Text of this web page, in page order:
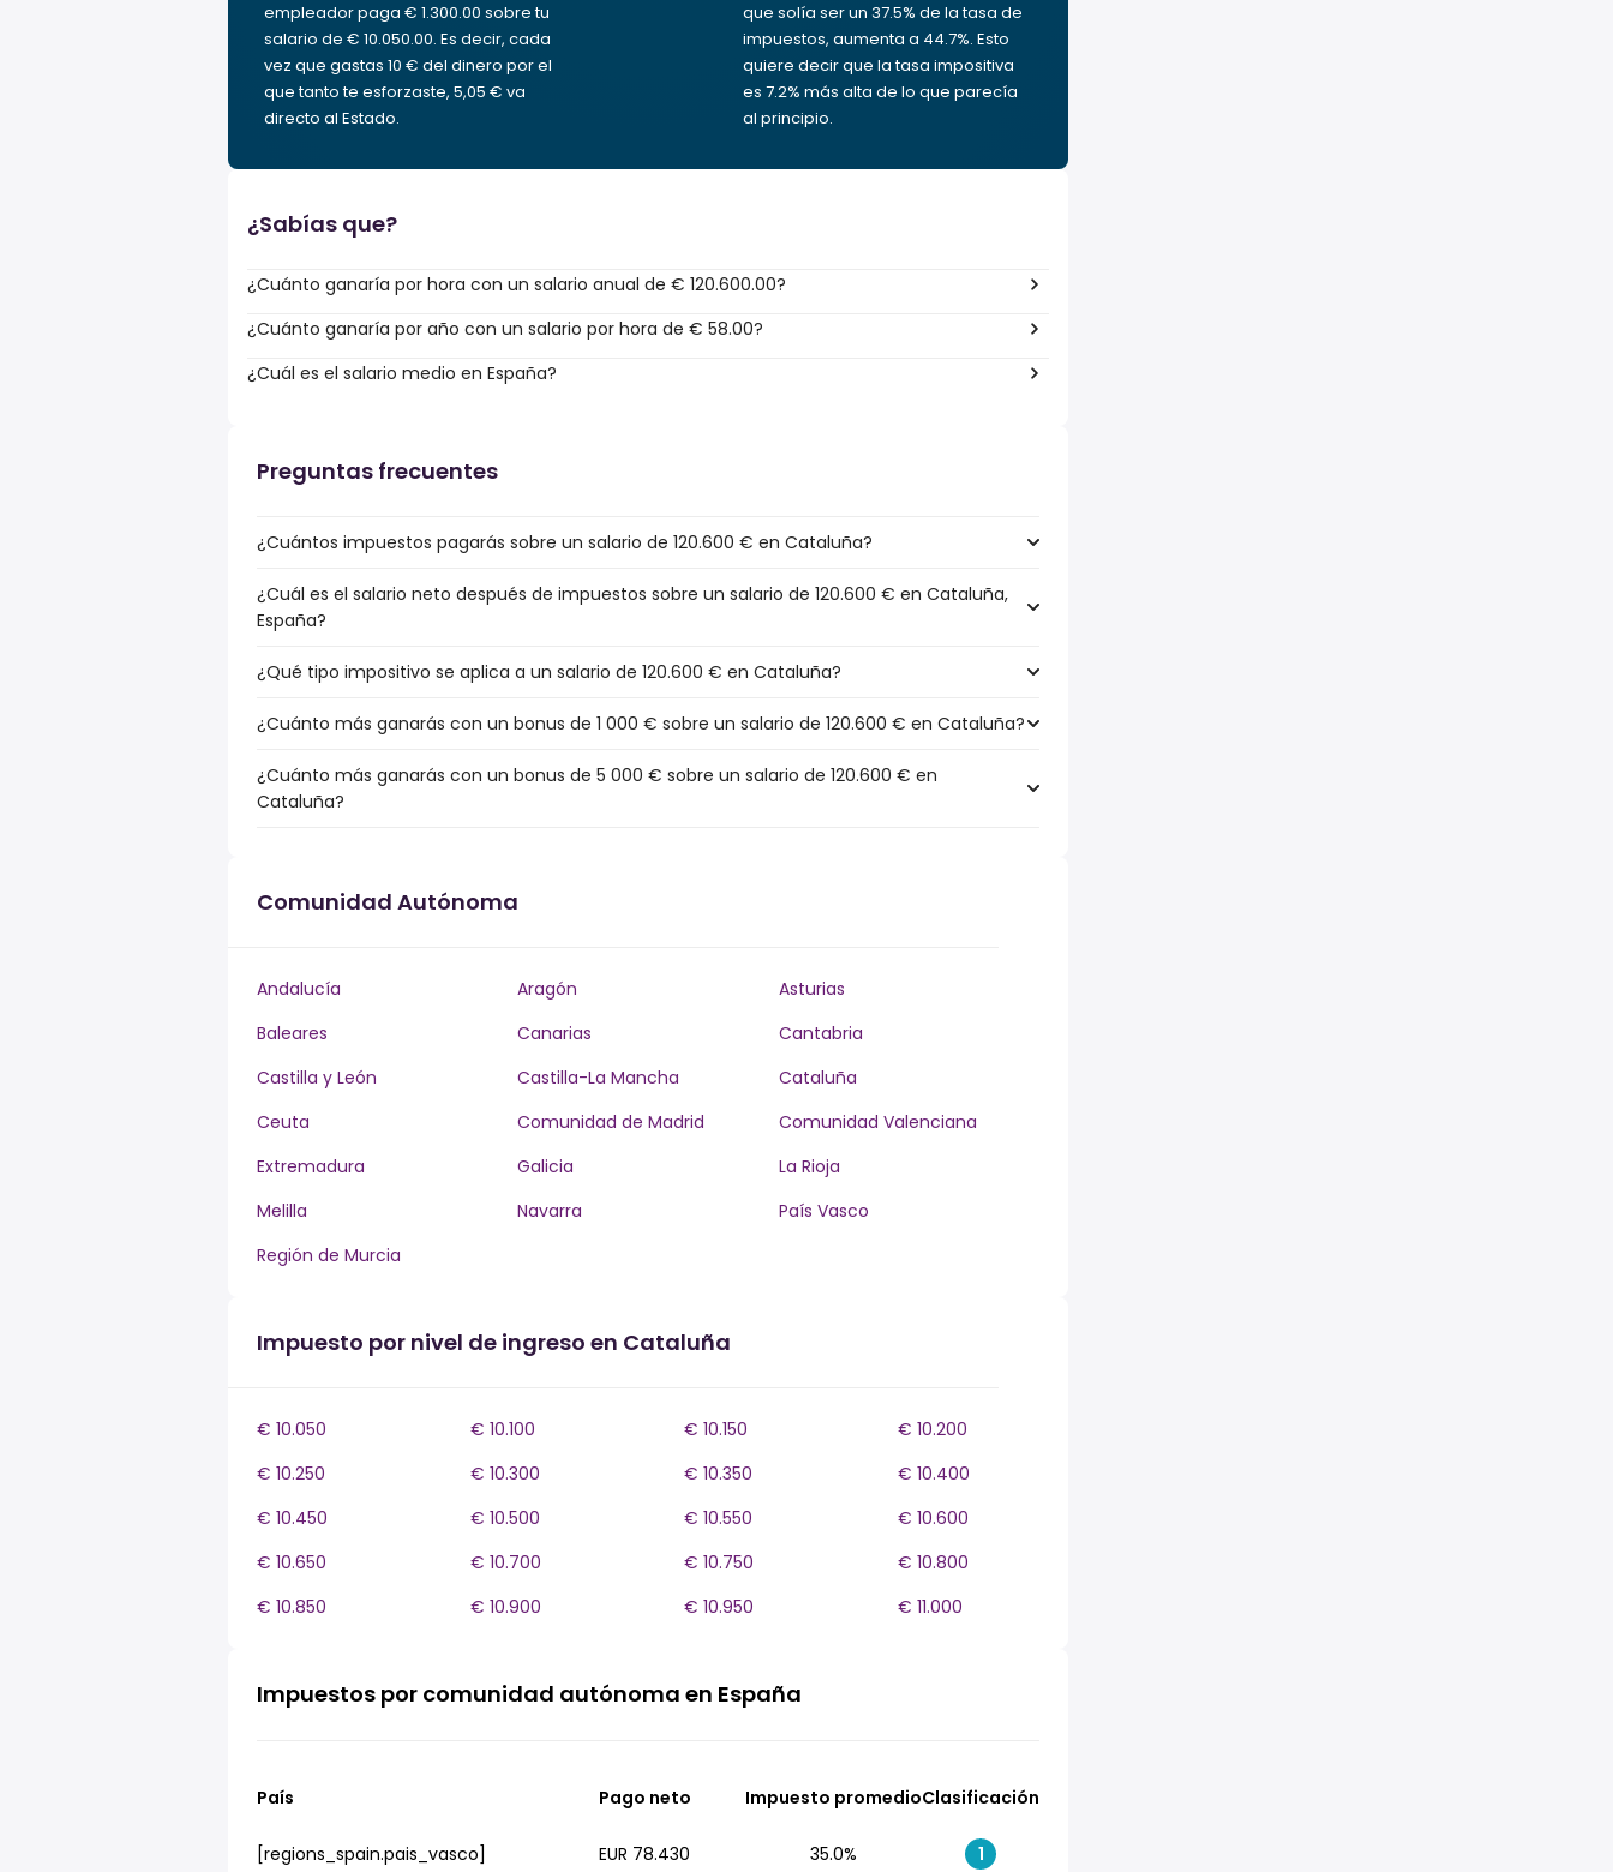
empleador paga € 1.300.00 sobre tu
salario de € 10.050.00. Es decir, cada
vez que gastas 10 € del dinero por el
que tanto te esforzaste, 5,05 € va
directo al Estado.
que solía ser un 37.5% de la tasa de
impuestos, aumenta a 44.7%. Esto
quiere decir que la tasa impositiva
es 7.2% más alta de lo que parecía
al principio.
¿Sabías que?
¿Cuánto ganaría por hora con un salario anual de € 120.600.00?
¿Cuánto ganaría por año con un salario por hora de € 58.00?
¿Cuál es el salario medio en España?
Preguntas frecuentes
¿Cuántos impuestos pagarás sobre un salario de 120.600 € en Cataluña?
¿Cuál es el salario neto después de impuestos sobre un salario de 120.600 € en Cataluña,
España?
¿Qué tipo impositivo se aplica a un salario de 120.600 € en Cataluña?
¿Cuánto más ganarás con un bonus de 1 000 € sobre un salario de 120.600 € en Cataluña?
¿Cuánto más ganarás con un bonus de 5 000 € sobre un salario de 120.600 € en
Cataluña?
Comunidad Autónoma
Andalucía Aragón
Asturias
Baleares
Canarias
Cantabria
Castilla y León
Castilla-La Mancha
Cataluña
Ceuta
Comunidad de Madrid
Comunidad Valenciana
Extremadura
Galicia
La Rioja
Melilla
Navarra
País Vasco
Región de Murcia
Impuesto por nivel de ingreso en Cataluña
€ 10.050 € 10.100 € 10.150
€ 10.200
€ 10.250
€ 10.300 € 10.350
€ 10.400
€ 10.450
€ 10.500 € 10.550
€ 10.600
€ 10.650
€ 10.700 € 10.750
€ 10.800
€ 10.850
€ 10.900 € 10.950 € 11.000
Impuestos por comunidad autónoma en España
País Pago neto Impuesto promedioClasificación
[regions_spain.pais_vasco] EUR 78.430 35.0% 1